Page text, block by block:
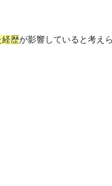
経歴が影響していると考え